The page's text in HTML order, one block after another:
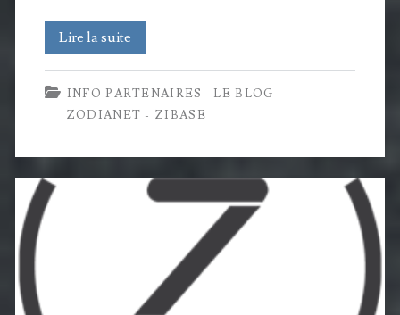
Lire la suite
:
3
avec
INFO PARTENAIRES
LE BLOG
ZODIANET - ZIBASE